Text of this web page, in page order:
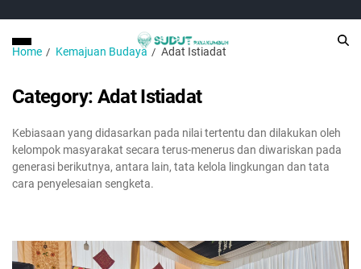
Home Kemajuan Budaya Adat Istiadat
Category: Adat Istiadat
Kebiasaan yang didasarkan pada nilai tertentu dan dilakukan oleh
kelompok masyarakat secara terus-menerus dan diwariskan pada
generasi berikutnya, antara lain, tata kelola lingkungan dan tata
cara penyelesaian sengketa.